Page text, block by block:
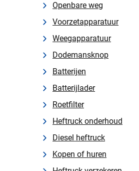
Openbare weg
Voorzetapparatuur
Weegapparatuur
Dodemansknop
Batterijen
Batterijlader
Roetfilter
Heftruck onderhoud
Diesel heftruck
Kopen of huren